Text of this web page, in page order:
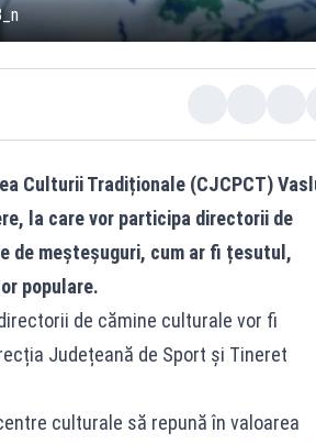
Culturii Tradiționale (CJCPCT)
la care vor participa directorii de
de meșteșuguri, cum ar fi țesutul,
populare.
de cămine culturale vor fi
Județeană de Sport și Tineret
culturale să repună în valoarea